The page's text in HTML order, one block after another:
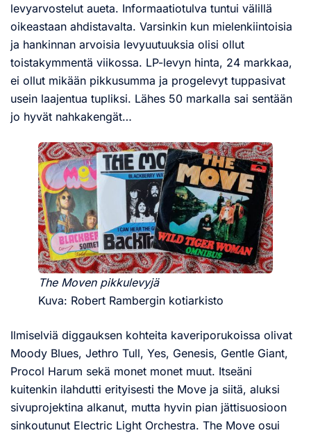
levyarvostelut aueta. Informaatiotulva tuntui välillä
oikeastaan ahdistavalta. Varsinkin kun mielenkiintoisia
ja hankinnan arvoisia levyuutuuksia olisi ollut
toistakymmentä viikossa. LP-levyn hinta, 24 markkaa,
ei ollut mikään pikkusumma ja progelevyt tuppasivat
usein laajentua tupliksi. Lähes 50 markalla sai sentään
jo hyvät nahkakengät…
The Moven pikkulevyjä
Kuva: Robert Rambergin kotiarkisto
Ilmiselviä diggauksen kohteita kaveriporukoissa olivat
Moody Blues, Jethro Tull, Yes, Genesis, Gentle Giant,
Procol Harum sekä monet monet muut. Itseäni
kuitenkin ilahdutti erityisesti the Move ja siitä, aluksi
sivuprojektina alkanut, mutta hyvin pian jättisuosioon
sinkoutunut Electric Light Orchestra. The Move osui